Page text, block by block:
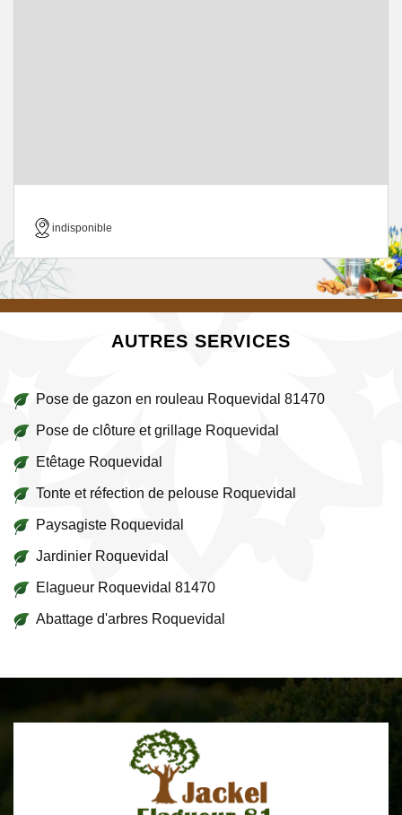
indisponible
AUTRES SERVICES
Pose de gazon en rouleau Roquevidal 81470
Pose de clôture et grillage Roquevidal
Etêtage Roquevidal
Tonte et réfection de pelouse Roquevidal
Paysagiste Roquevidal
Jardinier Roquevidal
Elagueur Roquevidal 81470
Abattage d'arbres Roquevidal